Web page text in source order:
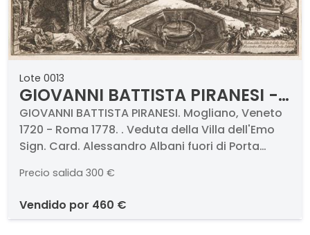
Lote 0013
GIOVANNI BATTISTA PIRANESI -
Veduta della Villa dell'Emo
Sign. Card. Alessandro Albani
fuori di Porta Salaria
GIOVANNI BATTISTA PIRANESI. Mogliano, Veneto
1720 - Roma 1778. . Veduta della Villa dell'Emo
Sign. Card. Alessandro Albani fuori di Porta
titulado. Medidas 444 x 703 mm plancha
Precio salida 300 €
vendido por 460 €